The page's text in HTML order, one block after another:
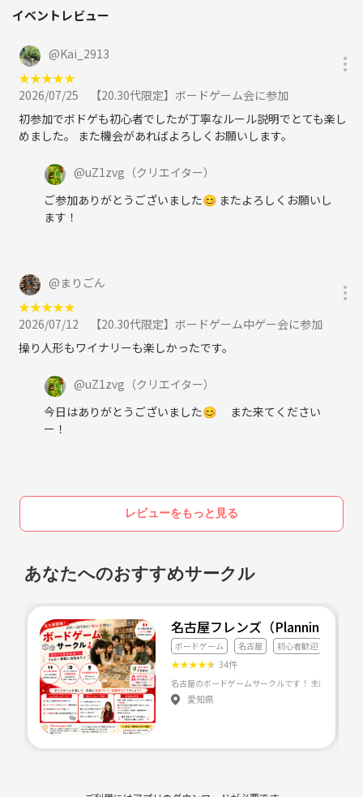
・ボードゲーム
・飲み会
・アウトドア
・漫画語る会
・カラオケ会
・アフヌン会
【活動の場所】
・大阪市内
【活動の日程】
・土日
・平日の夜
・たまに平日のお昼
・本サークルの目的は活動を通じて友達を作ることです。
・貴重品の管理は自己責任でお願いします。
・他人の迷惑になる行為禁止
・他のイベント主催者の参加は遠慮頂いております。
一期一会を大切に一生仲良くいられる友達が見つかるか
も？！
ご応募おまちしてま～す（*^7^*）
イベントレビュー
@Kai_2913
★★★★★
2026/07/25
【20.30代限定】ボードゲーム会に参加
初参加でボドゲも初心者でしたが丁寧なルール説明でとても楽し
めました。 また機会があればよろしくお願いします。
@uZ1zvg （クリエイター）
ご参加ありがとうございました😊 またよろしくお願いし
ます！
@まりごん
★★★★★
2026/07/12
【20.30代限定】ボードゲーム中ゲー会に参加
操り人形もワイナリーも楽しかったです。
@uZ1zvg （クリエイター）
今日はありがとうございました😊 また来てください
ー！
レビューをもっと見る
あなたへのおすすめサークル
名古屋フレンズ（Planning
ボードゲーム 名古屋 初心者歓迎
★★★★★ 34件
愛知県